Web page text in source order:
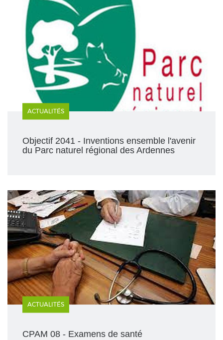
ACTUALITÉS
Objectif 2041 - Inventions ensemble l'avenir
du Parc naturel régional des Ardennes
ACTUALITÉS
CPAM 08 - Examens de santé